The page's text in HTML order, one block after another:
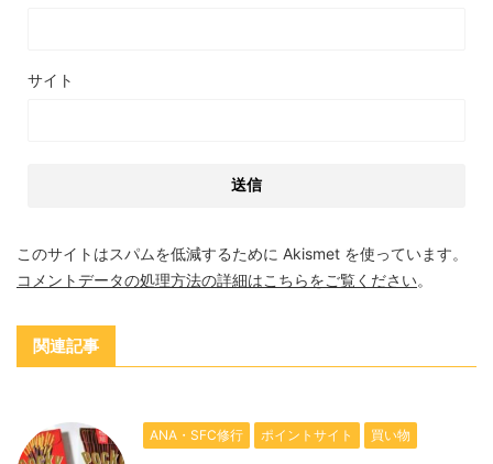
サイト
このサイトはスパムを低減するために Akismet を使っています。
コメントデータの処理方法の詳細はこちらをご覧ください。
関連記事
ANA・SFC修行 ポイントサイト 買い物